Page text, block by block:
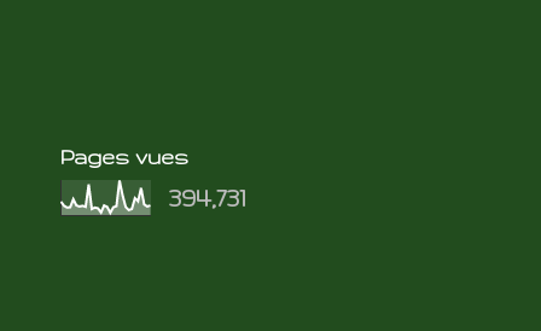
Pages vues
394,731